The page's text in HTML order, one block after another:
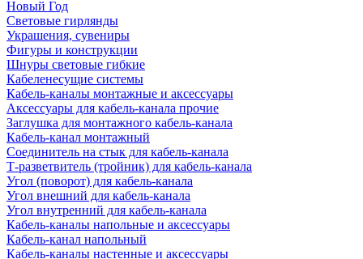
Новый Год
Световые гирлянды
Украшения, сувениры
Фигуры и конструкции
Шнуры световые гибкие
Кабеленесущие системы
Кабель-каналы монтажные и аксессуары
Аксессуары для кабель-канала прочие
Заглушка для монтажного кабель-канала
Кабель-канал монтажный
Соединитель на стык для кабель-канала
Т-разветвитель (тройник) для кабель-канала
Угол (поворот) для кабель-канала
Угол внешний для кабель-канала
Угол внутренний для кабель-канала
Кабель-каналы напольные и аксессуары
Кабель-канал напольный
Кабель-каналы настенные и аксессуары